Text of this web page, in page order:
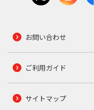
お問い合わせ
ご利用ガイド
サイトマップ